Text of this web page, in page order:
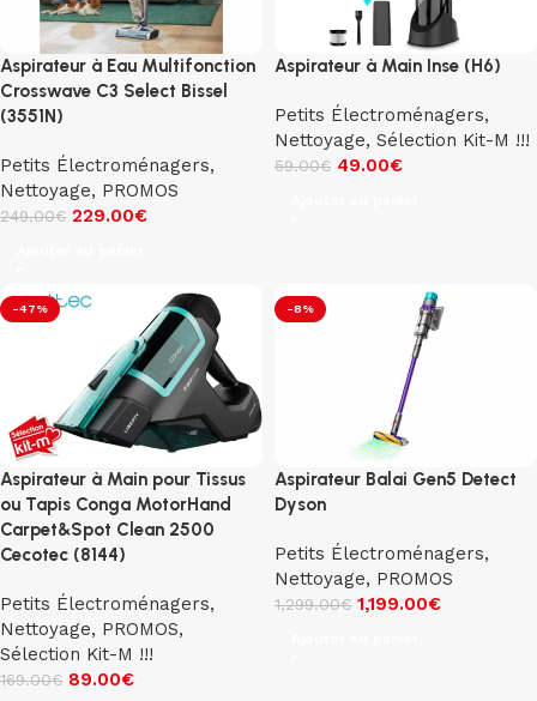
Aspirateur à Eau Multifonction
Crosswave C3 Select Bissel
(3551N)
Petits Électroménagers,
Nettoyage, PROMOS
249.00€ 229.00€
Aspirateur à Main Inse (H6)
Petits Électroménagers,
Nettoyage, Sélection Kit-M !!!
59.00€ 49.00€
-47%
Aspirateur à Main pour Tissus
ou Tapis Conga MotorHand
Carpet&Spot Clean 2500
Cecotec (8144)
Petits Électroménagers,
Nettoyage, PROMOS,
Sélection Kit-M !!!
169.00€ 89.00€
-8%
Aspirateur Balai Gen5 Detect
Dyson
Petits Électroménagers,
Nettoyage, PROMOS
1,299.00€ 1,199.00€